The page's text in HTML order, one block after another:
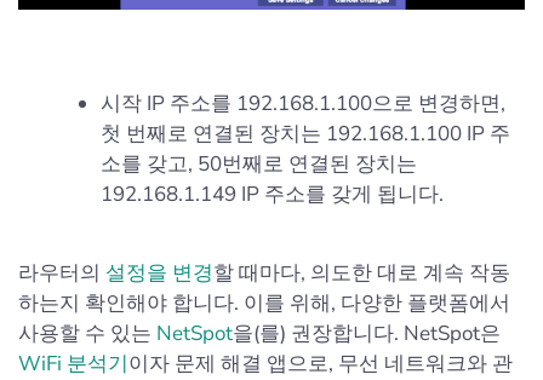
시작 IP 주소를 192.168.1.100으로 변경하면,
첫 번째로 연결된 장치는 192.168.1.100 IP 주
소를 갖고, 50번째로 연결된 장치는
192.168.1.149 IP 주소를 갖게 됩니다.
라우터의 설정을 변경할 때마다, 의도한 대로 계속 작동
하는지 확인해야 합니다. 이를 위해, 다양한 플랫폼에서
사용할 수 있는 NetSpot을(를) 권장합니다. NetSpot은
WiFi 분석기이자 문제 해결 앱으로, 무선 네트워크와 관